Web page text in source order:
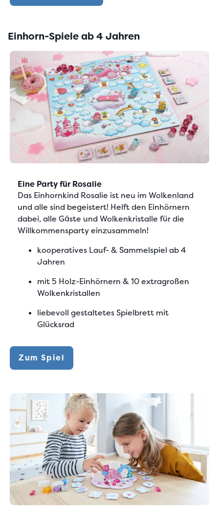
Einhorn-Spiele ab 4 Jahren
Eine Party für Rosalie
Das Einhornkind Rosalie ist neu im Wolkenland
und alle sind begeistert! Helft den Einhörnern
dabei, alle Gäste und Wolkenkristalle für die
Willkommensparty einzusammeln!
kooperatives Lauf- & Sammelspiel ab 4
Jahren
mit 5 Holz-Einhörnern & 10 extragroßen
Wolkenkristallen
liebevoll gestaltetes Spielbrett mit
Glücksrad
Zum Spiel